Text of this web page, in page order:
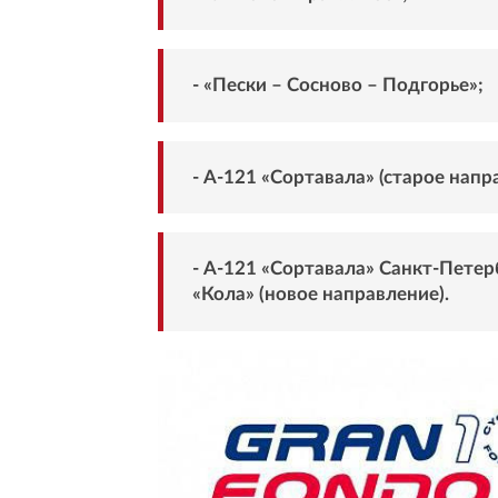
- «Пески – Сосново – Подгорье»;
- А-121 «Сортавала» (старое
- А-121 «Сортавала» Санкт-
«Кола» (новое направление).